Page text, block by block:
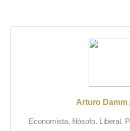
Arturo Damm
Economista, filósofo. Liberal.